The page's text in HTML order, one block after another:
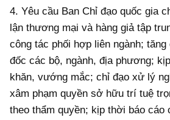
4. Yêu cầu Ban Chỉ đạo quốc gia
lận thương mại và hàng giả tập
công tác phối hợp liên ngành;
đốc các bộ, ngành, địa phương;
khăn, vướng mắc; chỉ đạo xử lý
xâm phạm quyền sở hữu trí tuệ
theo thẩm quyền; kịp thời báo cáo